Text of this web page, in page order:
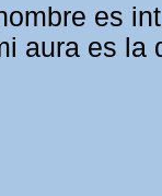
es
aura es la